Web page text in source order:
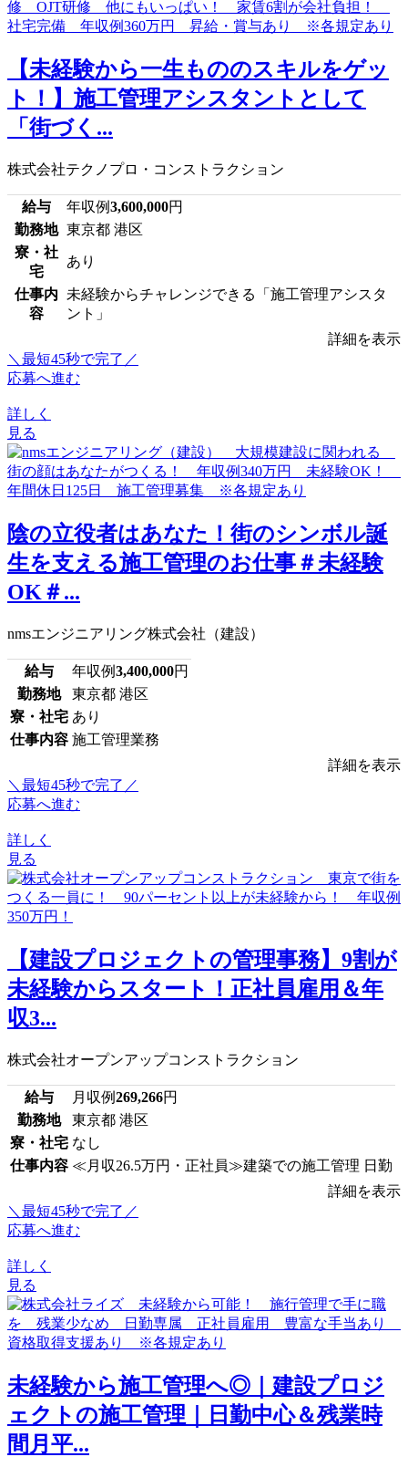
【未経験から一生もののスキルをゲッ
ト！】施工管理アシスタントとして
「街づく...
株式会社テクノプロ・コンストラクション
給与 年収例3,600,000円
勤務地 東京都 港区
寮・社
宅
あり
仕事内
容
未経験からチャレンジできる「施工管理アシスタ
ント」
詳細を表示
＼最短45秒で完了／
応募へ進む
詳しく
見る
陰の立役者はあなた！街のシンボル誕
生を支える施工管理のお仕事＃未経験
OK＃...
nmsエンジニアリング株式会社（建設）
給与 年収例3,400,000円
勤務地
東京都 港区
寮・社宅 あり
仕事内容 施工管理業務
詳細を表示
＼最短45秒で完了／
応募へ進む
詳しく
見る
【建設プロジェクトの管理事務】9割が
未経験からスタート！正社員雇用＆年
収3...
株式会社オープンアップコンストラクション
給与 月収例269,266円
勤務地
東京都 港区
寮・社宅 なし
仕事内容 ≪月収26.5万円・正社員≫建築での施工管理 日勤
詳細を表示
＼最短45秒で完了／
応募へ進む
詳しく
見る
未経験から施工管理へ◎｜建設プロジ
ェクトの施工管理｜日勤中心＆残業時
間月平...